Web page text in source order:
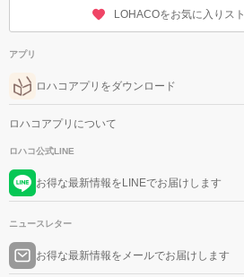
LOHACOをお気に入りス
アプリ
ロハコアプリをダウンロード
ロハコアプリについて
ロハコ公式LINE
お得な最新情報をLINEでお届けします
ニュースレター
お得な最新情報をメールでお届けします